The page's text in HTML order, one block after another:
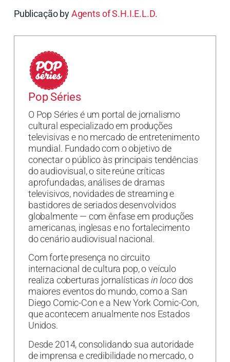
Publicação byAgents of S.H.I.E.L.D.
Pop Séries
O Pop Séries é um portal de jornalismo
cultural especializado em produções
televisivas e no mercado de entretenimento
mundial. Fundado com o objetivo de
conectar o público às principais tendências
do audiovisual, o site reúne críticas
aprofundadas, análises de dramas
televisivos, novidades de streaming e
bastidores de seriados desenvolvidos
globalmente — com ênfase em produções
americanas, inglesas e no fortalecimento
do cenário audiovisual nacional.
Com forte presença no circuito
internacional de cultura pop, o veículo
realiza coberturas jornalísticas in loco dos
maiores eventos do mundo, como a San
Diego Comic-Con e a New York Comic-Con,
que acontecem anualmente nos Estados
Unidos.
Desde 2014, consolidando sua autoridade
de imprensa e credibilidade no mercado, o